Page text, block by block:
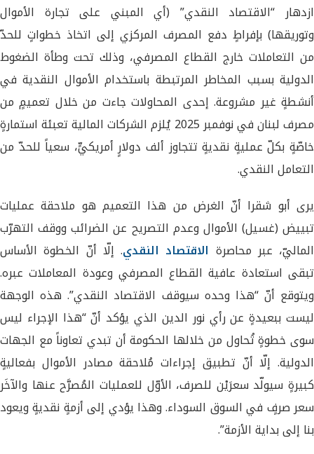
ازدهار “الاقتصاد النقدي” (أي المبني على تجارة الأموال
وتوريقها) بإفراطٍ دفع المصرف المركزي إلى اتخاذ خطواتٍ للحدّ
من التعاملات خارج القطاع المصرفي، وذلك تحت وطأة الضغوط
الدولية بسبب المخاطر المرتبطة باستخدام الأموال النقدية في
أنشطةٍ غير مشروعة. إحدى المحاولات جاءت من خلال تعميمٍ من
مصرف لبنان في نوفمبر 2025 يُلزم الشركات المالية تعبئة استمارةٍ
خاصّةٍ بكلّ عمليةٍ نقديةٍ تتجاوز ألف دولارٍ أمريكيٍّ، سعياً للحدّ من
التعامل النقدي.
يرى أبو شقرا أنّ الغرض من هذا التعميم هو ملاحقة عمليات
تبييض (غسيل) الأموال وعدم التصريح عن الضرائب ووقف التهرّب
الماليّ، عبر محاصرة الاقتصاد النقدي. إلّا أنّ الخطوة الأساس
تبقى استعادة عافية القطاع المصرفي وعودة المعاملات عبره.
ويتوقع أنّ “هذا وحده سيوقف الاقتصاد النقدي”. هذه الوجهة
ليست ببعيدةٍ عن رأي نور الدين الذي يؤكد أنّ “هذا الإجراء ليس
سوى خطوةٍ تُحاول من خلالها الحكومة أن تبدي تعاوناً مع الجهات
الدولية. إلّا أنّ تطبيق إجراءات مُلاحقة مصادر الأموال بفعاليةٍ
كبيرةٍ سيولّد سعرَيْن للصرف، الأوّل للعمليات المُصرَّح عنها والآخَر
سعر صرفٍ في السوق السوداء. وهذا يؤدي إلى أزمةٍ نقديةٍ ويعود
بنا إلى بداية الأزمة”.